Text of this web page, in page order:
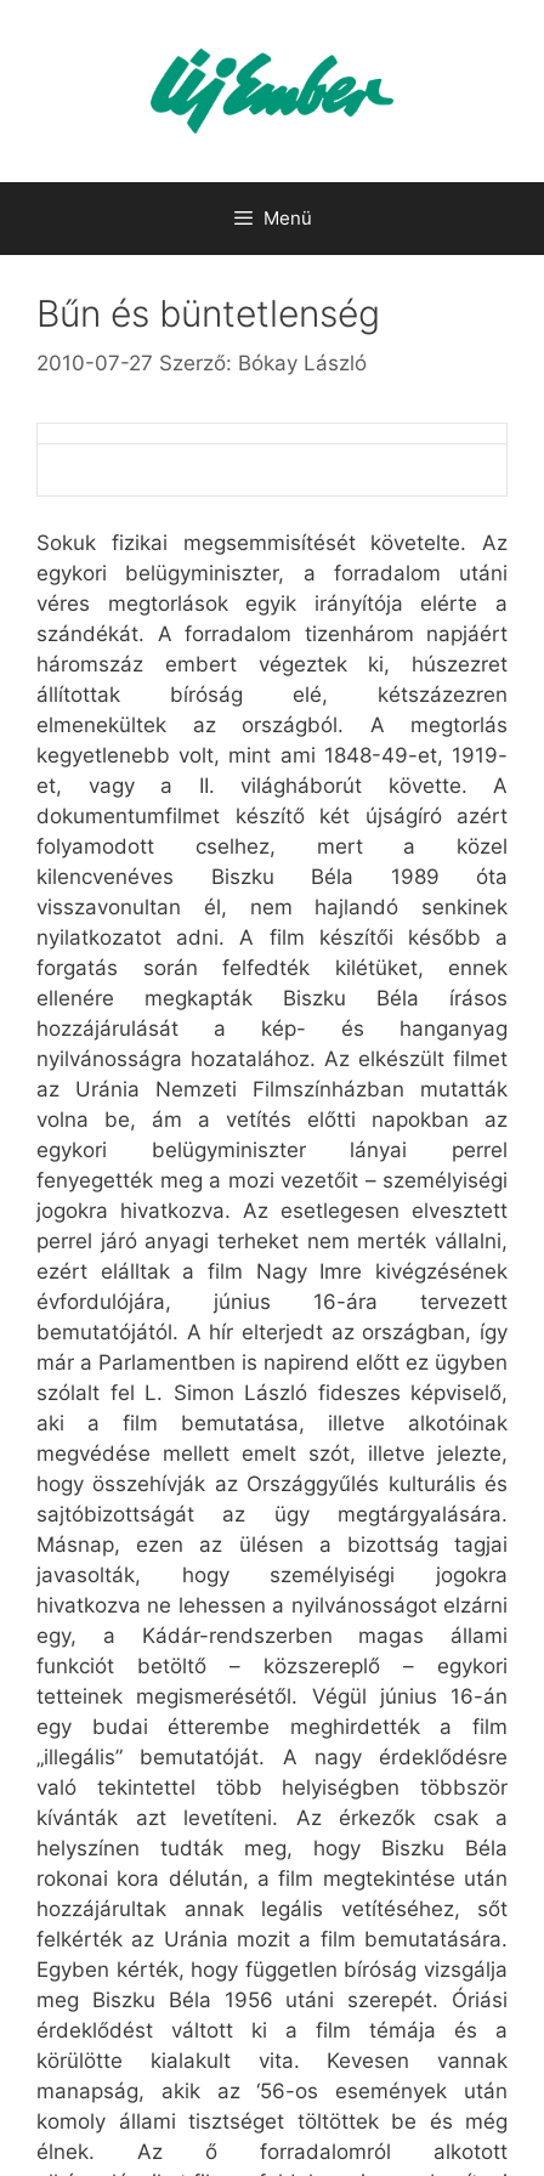
Menü
Bűn és büntetlenség
2010-07-27 Szerző: Bókay László
Sokuk fizikai megsemmisítését követelte. Az
egykori belügyminiszter, a forradalom utáni
véres megtorlások egyik irányítója elérte a
szándékát. A forradalom tizenhárom napjáért
háromszáz embert végeztek ki, húszezret
állítottak bíróság elé, kétszázezren
elmenekültek az országból. A megtorlás
kegyetlenebb volt, mint ami 1848-49-et, 1919-
et, vagy a II. világháborút követte. A
dokumentumfilmet készítő két újságíró azért
folyamodott cselhez, mert a közel
kilencvenéves Biszku Béla 1989 óta
visszavonultan él, nem hajlandó senkinek
nyilatkozatot adni. A film készítői később a
forgatás során felfedték kilétüket, ennek
ellenére megkapták Biszku Béla írásos
hozzájárulását a kép- és hanganyag
nyilvánosságra hozatalához. Az elkészült filmet
az Uránia Nemzeti Filmszínházban mutatták
volna be, ám a vetítés előtti napokban az
egykori belügyminiszter lányai perrel
fenyegették meg a mozi vezetőit – személyiségi
jogokra hivatkozva. Az esetlegesen elvesztett
perrel járó anyagi terheket nem merték vállalni,
ezért elálltak a film Nagy Imre kivégzésének
évfordulójára, június 16-ára tervezett
bemutatójától. A hír elterjedt az országban, így
már a Parlamentben is napirend előtt ez ügyben
szólalt fel L. Simon László fideszes képviselő,
aki a film bemutatása, illetve alkotóinak
megvédése mellett emelt szót, illetve jelezte,
hogy összehívják az Országgyűlés kulturális és
sajtóbizottságát az ügy megtárgyalására.
Másnap, ezen az ülésen a bizottság tagjai
javasolták, hogy személyiségi jogokra
hivatkozva ne lehessen a nyilvánosságot elzárni
egy, a Kádár-rendszerben magas állami
funkciót betöltő – közszereplő – egykori
tetteinek megismerésétől. Végül június 16-án
egy budai étterembe meghirdették a film
„illegális” bemutatóját. A nagy érdeklődésre
való tekintettel több helyiségben többször
kívánták azt levetíteni. Az érkezők csak a
helyszínen tudták meg, hogy Biszku Béla
rokonai kora délután, a film megtekintése után
hozzájárultak annak legális vetítéséhez, sőt
felkérték az Uránia mozit a film bemutatására.
Egyben kérték, hogy független bíróság vizsgálja
meg Biszku Béla 1956 utáni szerepét. Óriási
érdeklődést váltott ki a film témája és a
körülötte kialakult vita. Kevesen vannak
manapság, akik az ‘56-os események után
komoly állami tisztséget töltöttek be és még
élnek. Az ő forradalomról alkotott